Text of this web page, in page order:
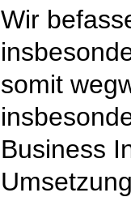
Wir
somit
Business